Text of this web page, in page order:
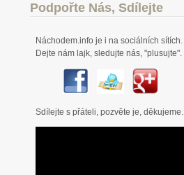
Podpořte Nás, Sdílejte
Náchodem.info je i na sociálních sítích.
Dejte nám lajk, sledujte nás, "plusujte".
Sdílejte s přáteli, pozvěte je, děkujeme.